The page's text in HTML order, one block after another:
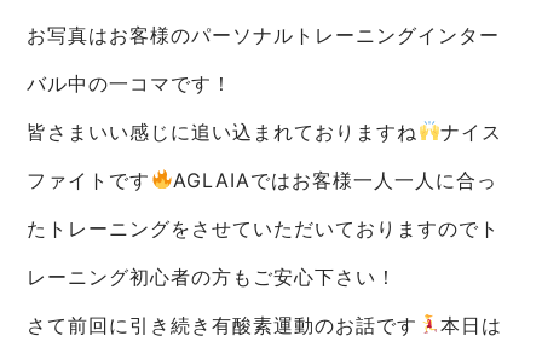
お写真はお客様のパーソナルトレーニングインター
バル中の一コマです！
皆さまいい感じに追い込まれておりますね
ナイス
ファイトです
AGLAIAではお客様一人一人に合っ
たトレーニングをさせていただいておりますのでト
レーニング初心者の方もご安心下さい！
さて前回に引き続き有酸素運動のお話です
本日は